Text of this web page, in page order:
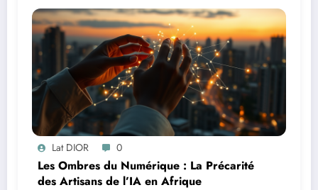
Lat DIOR 0
Les Ombres du Numérique : La Précarité
des Artisans de l’IA en Afrique